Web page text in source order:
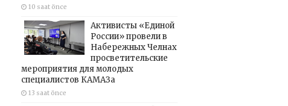
10 saat önce
Активисты «Единой
России» провели в
Набережных Челнах
просветительские
мероприятия для молодых
специалистов КАМАЗа
13 saat önce